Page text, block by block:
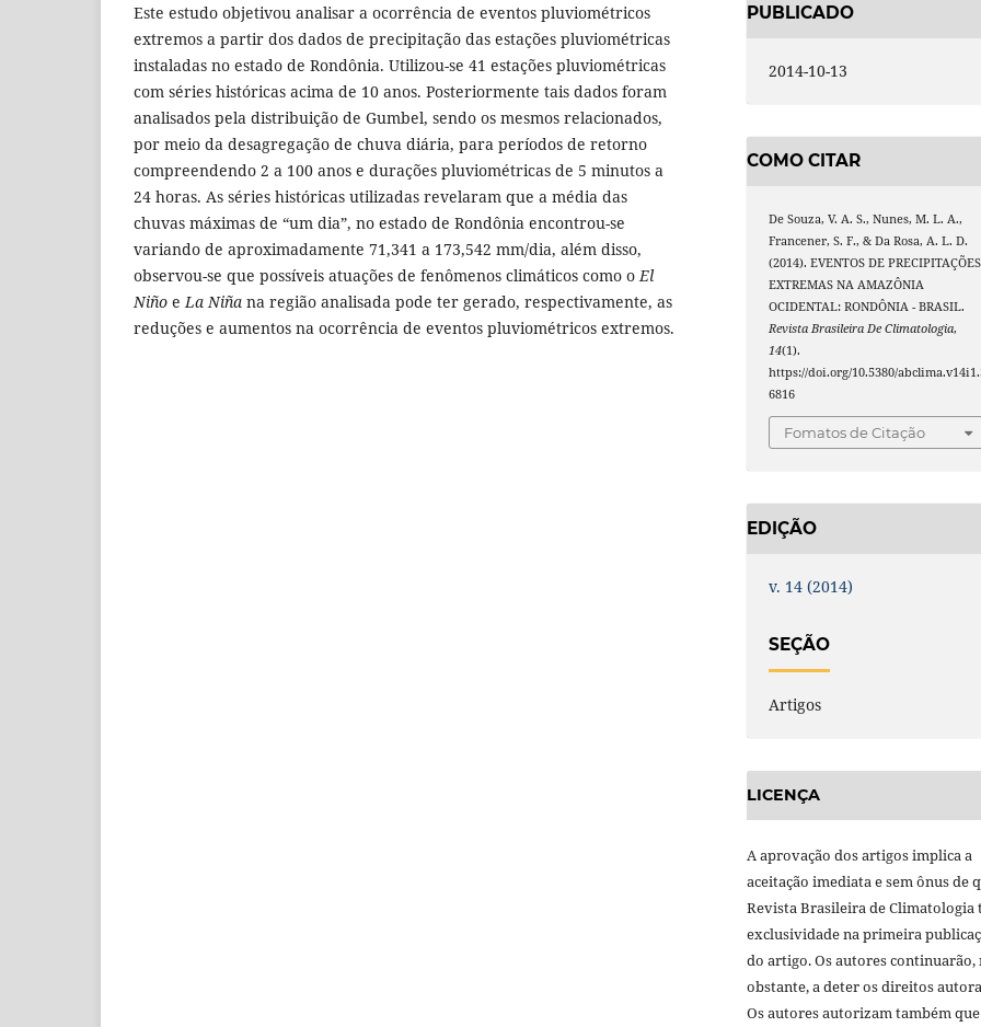
Este estudo objetivou analisar a ocorrência de eventos pluviométricos
extremos a partir dos dados de precipitação das estações pluviométricas
instaladas no estado de Rondônia. Utilizou-se 41 estações pluviométricas
com séries históricas acima de 10 anos. Posteriormente tais dados foram
analisados pela distribuição de Gumbel, sendo os mesmos relacionados,
por meio da desagregação de chuva diária, para períodos de retorno
compreendendo 2 a 100 anos e durações pluviométricas de 5 minutos a
24 horas. As séries históricas utilizadas revelaram que a média das
chuvas máximas de “um dia”, no estado de Rondônia encontrou-se
variando de aproximadamente 71,341 a 173,542 mm/dia, além disso,
observou-se que possíveis atuações de fenômenos climáticos como o El
Niño e La Niña na região analisada pode ter gerado, respectivamente, as
reduções e aumentos na ocorrência de eventos pluviométricos extremos.
PUBLICADO
2014-10-13
COMO CITAR
De Souza, V. A. S., Nunes, M. L. A.,
Francener, S. F., & Da Rosa, A. L. D.
(2014). EVENTOS DE PRECIPITAÇÕES
EXTREMAS NA AMAZÔNIA
OCIDENTAL: RONDÔNIA - BRASIL.
Revista Brasileira De Climatologia,
14(1).
https://doi.org/10.5380/
6816
Fomatos de Citação
EDIÇÃO
v. 14 (2014)
SEÇÃO
Artigos
LICENÇA
A aprovação dos artigos implica a
aceitação imediata e sem ônus de
Revista Brasileira de Climatologia
exclusividade na primeira
do artigo. Os autores continuarão,
obstante, a deter os direitos
Os autores autorizam também que